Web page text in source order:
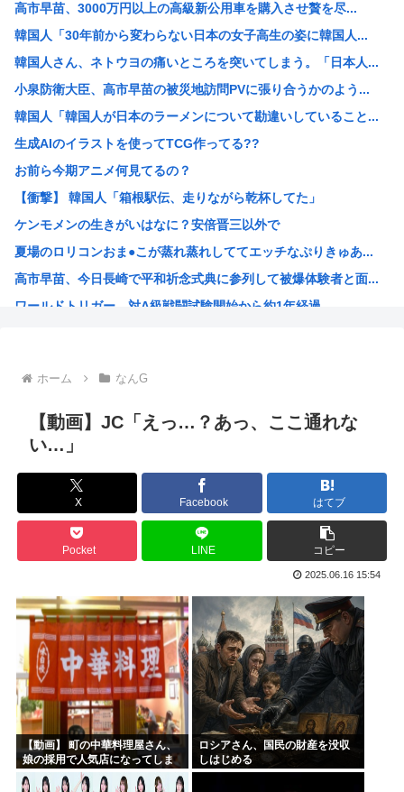
【画像】娘「亡くなったパパの引き出しの中身片付けよ…あっ...
【画像】水泳部員さん、全員ギリギリ見えないwww
【悲報】他人をよく否定する性格の人は、親ガチャ失敗率が高...
【朗報】岸田健作さん、中居正広氏の熊本支援を受け「気遣い...
【悲報】AI信者「声優の声を生成するのは合法!どうやって...
【困惑】岸田健作、中居正広氏の優しさを回顧「タガメは錆び...
阿波おどりで女性の体強調した無断動画拡散、憤る踊り手「悲...
【画像】JKダンス部、胸元が垂れ下がり色白の乳が見えてし...
【セール】Amazonデバイス、Kindle、EchoS...
【悲報】ニチアサおじさん、甲子園のせいで放送休止になりブ...
熊本にボランティアが続々と集まってしまう… 嗚呼…
高市早苗、3000万円以上の高級新公用車を購入させ贅を尽...
韓国人「30年前から変わらない日本の女子高生の姿に韓国人...
韓国人さん、ネトウヨの痛いところを突いてしまう。「日本人...
小泉防衛大臣、高市早苗の被災地訪問PVに張り合うかのよう...
韓国人「韓国人が日本のラーメンについて勘違いしていること...
生成AIのイラストを使ってTCG作ってる??
お前ら今期アニメ何見てるの？
【衝撃】 韓国人「箱根駅伝、走りながら乾杯してた」
ケンモメンの生きがいはなに？安倍晋三以外で
夏場のロリコンおま●こが蒸れ蒸れしててエッチなぷりきゅあ...
高市早苗、今日長崎で平和祈念式典に参列して被爆体験者と面...
ワールドトリガー、対A級戦闘試験開始から約1年経過
バイデン前米大統領（83）死にそう 再選しなくてよかった...
「原爆はうそ」「放射線の被害はなかった」 信じる若者た...
プリキュア見てる奴らきもすぎんか？さすがに
NARUTOを一巻から最後まで読んでみたけど、これ駄作じ...
ラジコンのキングタイガーでスズメバチの巣に突撃「ハチから...
【衝撃】映画鬼滅の刃の興行収入、407.5億円wwwww...
高市早苗、今週は熊本行ったり広島行ったり大忙しだったので...
海外「凄すぎる！」折り紙と並ぶあの日本の偉大な発明に海外...
尾田栄一郎、ちいかわに嫉妬していたw w w w w w...
「教職員の働き方改革は大事だが」吉村知事が危機感 学力テ...
みいちゃんと山田さん、日本の警察なめすぎで炎上www
「お父さんが私にいくら使おうと、あなたには関係ない」そう...
ホーム なんG
【動画】JC「えっ…？あっ、ここ通れな
い…」
X Facebook はてブ
Pocket LINE コピー
2025.06.16 15:54
【動画】 町の中華料理屋さん、
娘の採用で人気店になってしま
う
ロシアさん、国民の財産を没収
しはじめる